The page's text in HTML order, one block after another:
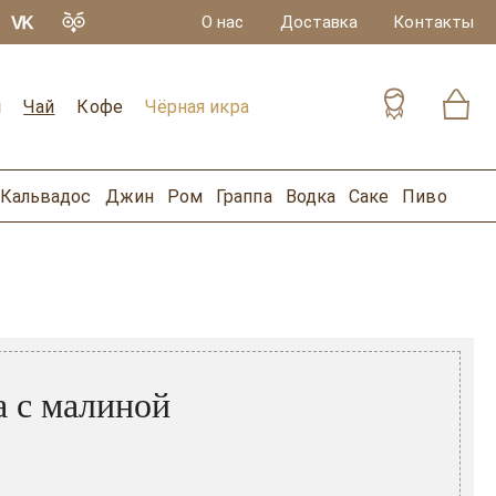
О нас Доставка Контакты
Чай Кофе Чёрная икра
Кальвадос Джин Ром Граппа Водка Саке Пиво
с малиной